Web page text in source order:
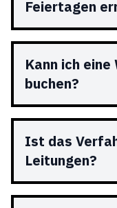
Feiertagen
Kann ich eine
buchen?
Ist das
Leitungen?